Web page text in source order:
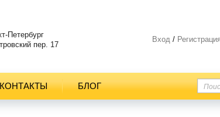
Петербург
пер. 17
Вход/Регистрация
КОНТАКТЫ БЛОГ